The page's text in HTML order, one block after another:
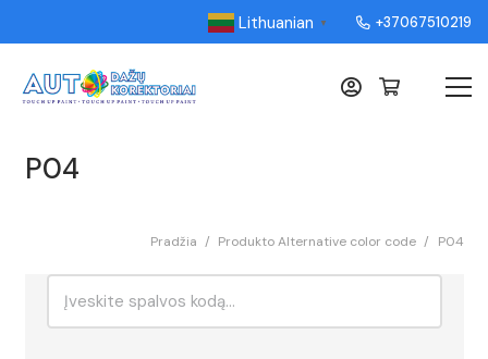
Lithuanian ▼ +37067510219
P04
Pradžia / Produkto Alternative color code / P04